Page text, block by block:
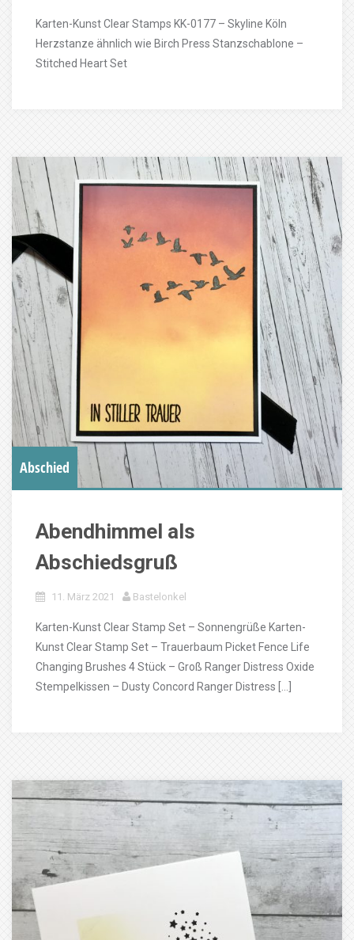
Karten-Kunst Clear Stamps KK-0177 – Skyline Köln
Herzstanze ähnlich wie Birch Press Stanzschablone –
Stitched Heart Set
Abschied
Abendhimmel als
Abschiedsgruß
11. März 2021 Bastelonkel
Karten-Kunst Clear Stamp Set – Sonnengrüße Karten-
Kunst Clear Stamp Set – Trauerbaum Picket Fence Life
Changing Brushes 4 Stück – Groß Ranger Distress Oxide
Stempelkissen – Dusty Concord Ranger Distress […]